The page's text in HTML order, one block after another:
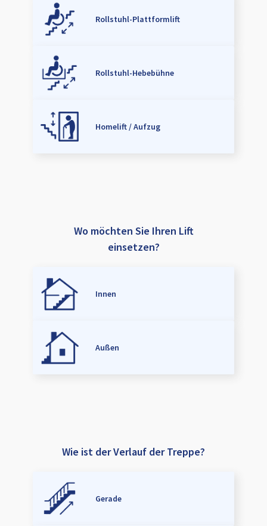
Rollstuhl-Plattformlift
Rollstuhl-Hebebühne
Homelift / Aufzug
Wo möchten Sie Ihren Lift
einsetzen?
Innen
Außen
Wie ist der Verlauf der Treppe?
Gerade